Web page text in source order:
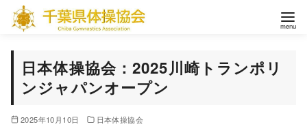
日本体操協会：2025川崎トランポリ
ンジャパンオープン
2025年10月10日 日本体操協会